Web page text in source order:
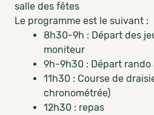
salle des fêtes
Le programme est le suivant :
8h30-9h : Départ des
moniteur
9h-9h30 : Départ rando
11h30 : Course de
chronométrée)
12h30 : repas